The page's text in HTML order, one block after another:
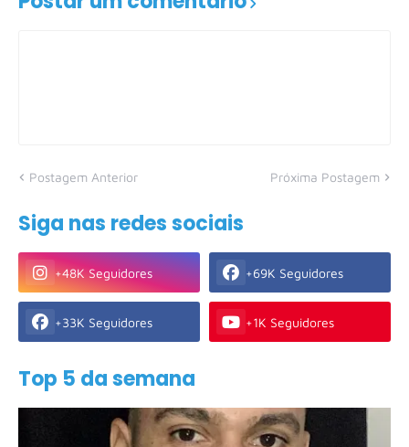
Postagem Anterior Próxima Postagem
Siga nas redes sociais
+48K Seguidores +69K Seguidores
+33K Seguidores +1K Seguidores
Top 5 da semana